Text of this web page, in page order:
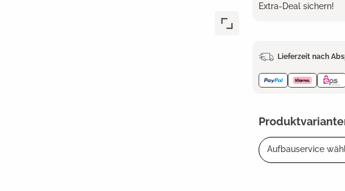
Extra-Deal sichern!
Lieferzeit nach
Aufbauservice